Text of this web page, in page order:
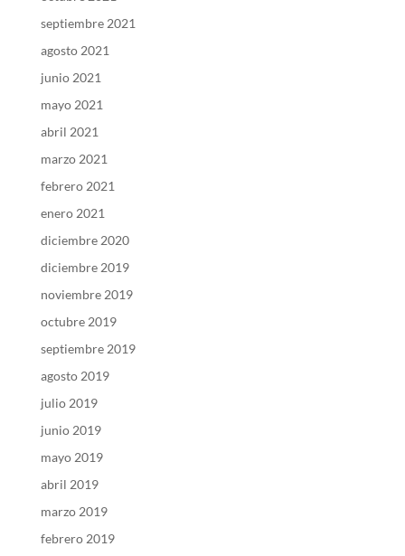
septiembre 2021
agosto 2021
junio 2021
mayo 2021
abril 2021
marzo 2021
febrero 2021
enero 2021
diciembre 2020
diciembre 2019
noviembre 2019
octubre 2019
septiembre 2019
agosto 2019
julio 2019
junio 2019
mayo 2019
abril 2019
marzo 2019
febrero 2019